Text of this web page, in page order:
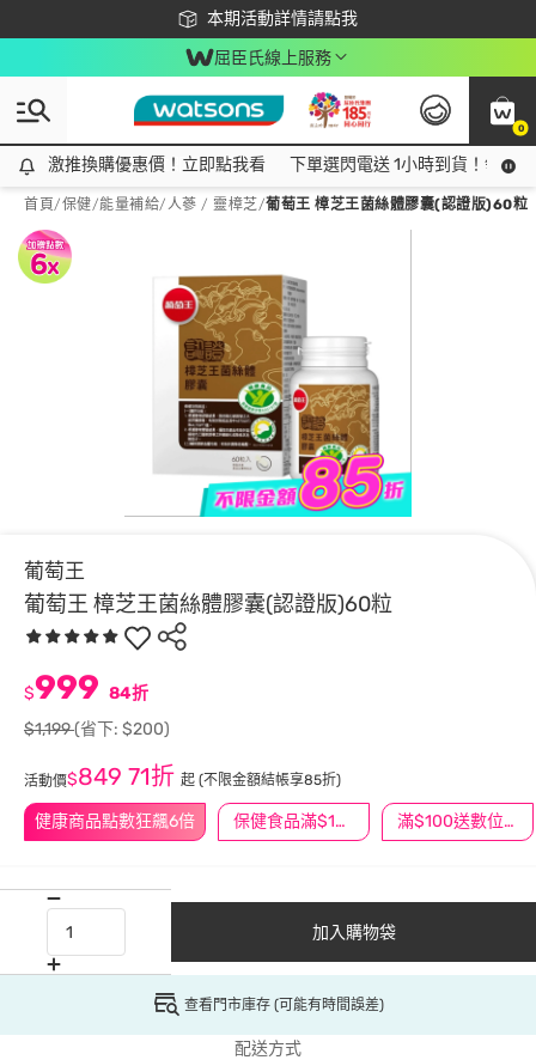
本期活動詳情請點我
下載app最高回饋$350
屈臣氏線上服務
0
激推換購優惠價！立即點我看
激推換購優惠價！立即點我看 下單選閃電送 1小時到貨！領神
首頁/保健/能量補給/人蔘 / 靈樟芝/葡萄王 樟芝王菌絲體膠囊(認證版)60粒
葡萄王
葡萄王 樟芝王菌絲體膠囊(認證版)60粒
健康商品點數狂飆6倍 保健食品滿$1200送$100 滿$100送數位印花
$999 84折
$1,199(省下: $200)
活動價$849 71折 起 (不限金額結帳享85折)
加入購物袋
查看門市庫存 (可能有時間誤差)
配送方式